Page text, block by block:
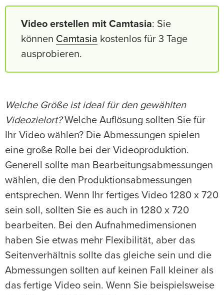
Video erstellen mit Camtasia: Sie
können Camtasia kostenlos für 3 Tage
ausprobieren.
Welche Größe ist ideal für den gewählten
Videozielort?Welche Auflösung sollten Sie für
Ihr Video wählen? Die Abmessungen spielen
eine große Rolle bei der Videoproduktion.
Generell sollte man Bearbeitungsabmessungen
wählen, die den Produktionsabmessungen
entsprechen. Wenn Ihr fertiges Video 1280 x 720
sein soll, sollten Sie es auch in 1280 x 720
bearbeiten. Bei den Aufnahmedimensionen
haben Sie etwas mehr Flexibilität, aber das
Seitenverhältnis sollte das gleiche sein und die
Abmessungen sollten auf keinen Fall kleiner als
das fertige Video sein. Wenn Sie beispielsweise